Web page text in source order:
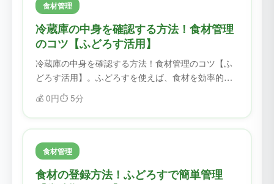
食材管理
冷蔵庫の中身を確認する方法！食材管理
のコツ【ふどろす活用】
冷蔵庫の中身を確認する方法！食材管理のコツ【ふ
どろす活用】。ふどろすを使えば、食材を効率的に
管理できます。賞味期限を忘れることがなくなり、
フードロスを削減できます。
💰 0円⏱️ 5分
食材管理
食材の登録方法！ふどろすで簡単管理